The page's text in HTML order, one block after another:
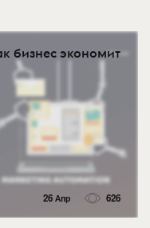
бизнес экономит
26 Апр 626